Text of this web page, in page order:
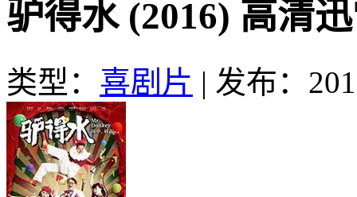
驴得水 (2016) 高清
类型： 喜剧片 | 发布：